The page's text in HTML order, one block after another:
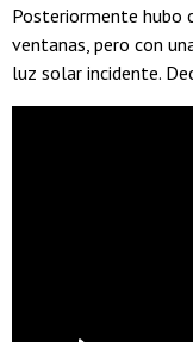
Posteriormente hubo
ventanas, pero con
luz solar incidente.